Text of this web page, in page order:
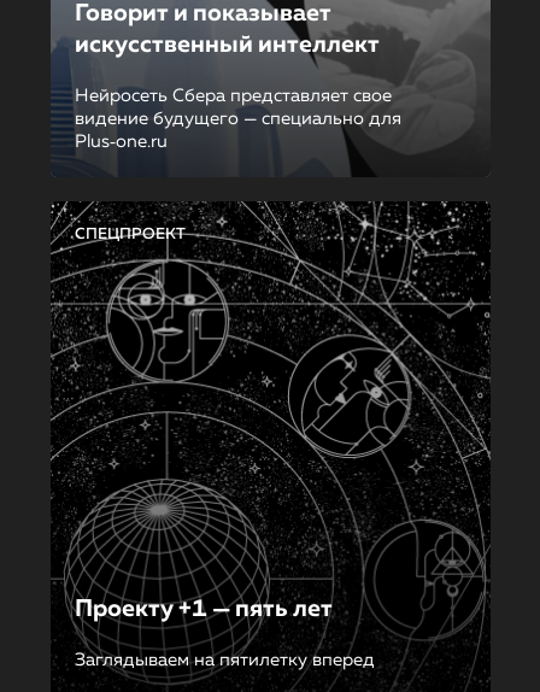
Говорит и показывает
искусственный интеллект
Нейросеть Сбера представляет свое
видение будущего — специально для
Plus‑one.ru
СПЕЦПРОЕКТ
Проекту +1 — пять лет
Заглядываем на пятилетку вперед